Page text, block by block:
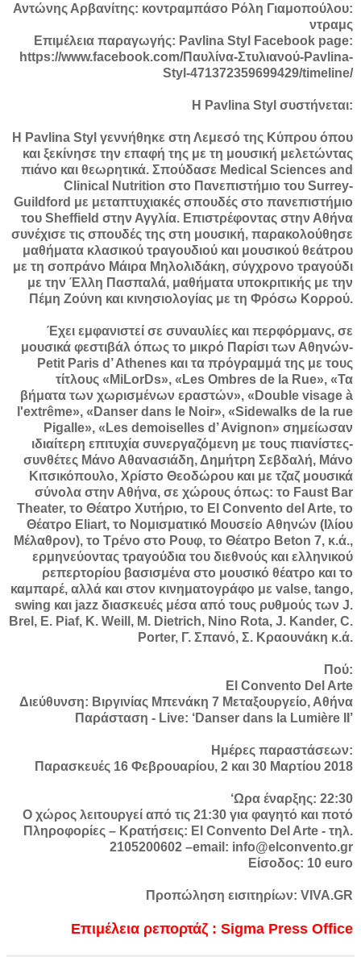
Αντώνης Αρβανίτης: κοντραμπάσο Ρόλη Γιαμοπούλου:
ντραμς
Επιμέλεια παραγωγής: Pavlina Styl Facebook page:
https://www.facebook.com/Παυλίνα-Στυλιανού-Pavlina-
Styl-471372359699429/timeline/
Η Pavlina Styl συστήνεται:
H Pavlina Styl γεννήθηκε στη Λεμεσό της Κύπρου όπου
και ξεκίνησε την επαφή της με τη μουσική μελετώντας
πιάνο και θεωρητικά. Σπούδασε Medical Sciences and
Clinical Nutrition στο Πανεπιστήμιο του Surrey-
Guildford με μεταπτυχιακές σπουδές στο πανεπιστήμιο
του Sheffield στην Αγγλία. Επιστρέφοντας στην Αθήνα
συνέχισε τις σπουδές της στη μουσική, παρακολούθησε
μαθήματα κλασικού τραγουδιού και μουσικού θεάτρου
με τη σοπράνο Μάιρα Μηλολιδάκη, σύγχρονο τραγούδι
με την Έλλη Πασπαλά, μαθήματα υποκριτικής με την
Πέμη Ζούνη και κινησιολογίας με τη Φρόσω Κορρού.
Έχει εμφανιστεί σε συναυλίες και περφόρμανς, σε
μουσικά φεστιβάλ όπως το μικρό Παρίσι των Αθηνών-
Petit Paris d’ Athenes και τα πρόγραμμά της με τους
τίτλους «MiLorDs», «Les Ombres de la Rue», «Τα
βήματα των χωρισμένων εραστών», «Double visage à
l'extrême», «Danser dans le Noir», «Sidewalks de la rue
Pigalle», «Les demoiselles d’ Avignon» σημείωσαν
ιδιαίτερη επιτυχία συνεργαζόμενη με τους πιανίστες-
συνθέτες Μάνο Αθανασιάδη, Δημήτρη Σεβδαλή, Mάνο
Κιτσικόπουλο, Χρίστο Θεοδώρου και με τζαζ μουσικά
σύνολα στην Αθήνα, σε χώρους όπως: το Faust Bar
Theater, το Θέατρο Χυτήριο, το El Convento del Arte, το
Θέατρο Εliart, το Νομισματικό Μουσείο Aθηνών (Ιλίου
Μέλαθρον), το Τρένο στο Ρουφ, το Θέατρο Βeton 7, κ.ά.,
ερμηνεύοντας τραγούδια του διεθνούς και ελληνικού
ρεπερτορίου βασισμένα στο μουσικό θέατρο και το
καμπαρέ, αλλά και στον κινηματογράφο με valse, tango,
swing και jazz διασκευές μέσα από τους ρυθμούς των J.
Brel, Ε. Piaf, Κ. Weill, Μ. Dietrich, Νino Rota, J. Kander, C.
Porter, Γ. Σπανό, Σ. Κραουνάκη κ.ά.
Πού:
El Convento Del Arte
Διεύθυνση: Βιργινίας Μπενάκη 7 Μεταξουργείο, Αθήνα
Παράσταση - Live: ‘Danser dans la Lumière ΙΙ’
Ημέρες παραστάσεων:
Παρασκευές 16 Φεβρουαρίου, 2 και 30 Μαρτίου 2018
‘Ωρα έναρξης: 22:30
Ο χώρος λειτουργεί από τις 21:30 για φαγητό και ποτό
Πληροφορίες – Κρατήσεις: El Convento Del Arte - τηλ.
2105200602 –email: info@elconvento.gr
Είσοδος: 10 euro
Προπώληση εισιτηρίων: VIVA.GR
Επιμέλεια ρεπορτάζ : Sigma Press Office